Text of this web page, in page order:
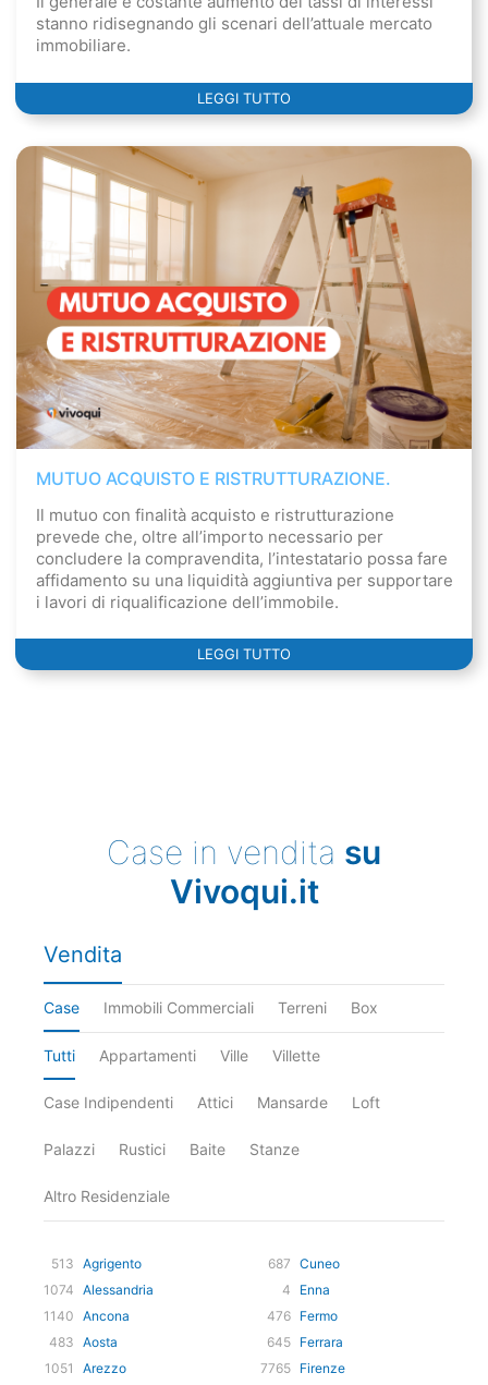
stanno ridisegnando gli scenari dell’attuale mercato
immobiliare.
LEGGI TUTTO
MUTUO ACQUISTO E RISTRUTTURAZIONE.
Il mutuo con finalità acquisto e ristrutturazione
prevede che, oltre all’importo necessario per
concludere la compravendita, l’intestatario possa fare
affidamento su una liquidità aggiuntiva per supportare
i lavori di riqualificazione dell’immobile.
LEGGI TUTTO
Case in vendita su
Vivoqui.it
Vendita
Case Immobili Commerciali Terreni Box
Tutti Appartamenti Ville Villette
Case Indipendenti Attici Mansarde Loft
Palazzi Rustici Baite Stanze
Altro Residenziale
513 Agrigento
1074 Alessandria
1140 Ancona
483 Aosta
1051
Arezzo
687 Cuneo
4
Enna
476 Fermo
645 Ferrara
7765 Firenze